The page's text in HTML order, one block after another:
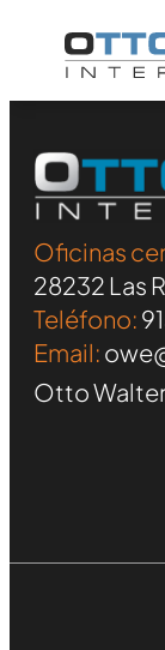
Oficinas
28232 Las
Teléfono:
Email:
Otto